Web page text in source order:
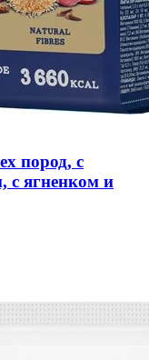
пород, с
с ягненком и